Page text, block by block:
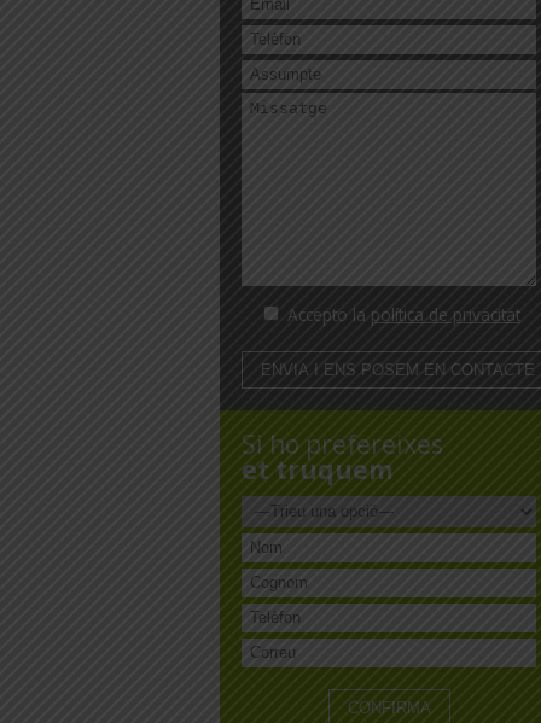
Accepto la política de privacitat
Si ho prefereixes
et truquem